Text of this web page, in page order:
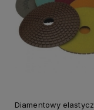
Diamentowy